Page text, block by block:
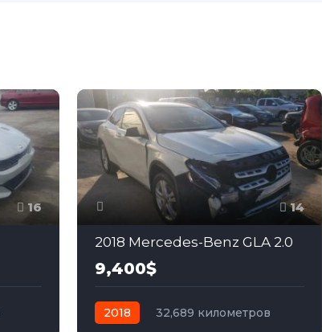
16 14
2018 Mercedes-Benz GLA 2.0
9,400$
2018
32,689 километров